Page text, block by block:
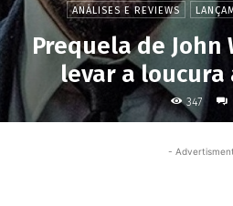
ANÁLISES E REVIEWS
Prequela de John
levar a loucura
347
-